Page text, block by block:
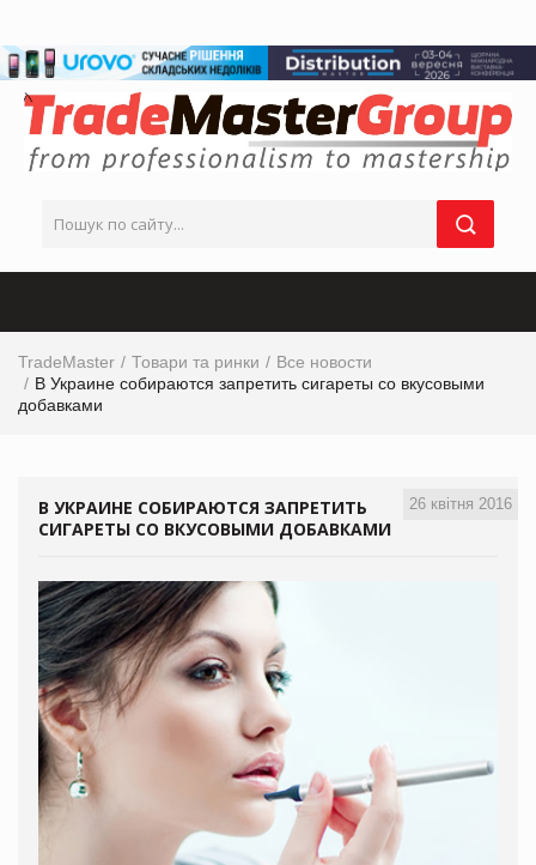
TradeMaster Товари та ринки
Все новости
В Украине собираются запретить сигареты со вкусовыми
добавками
26 квітня 2016
В УКРАИНЕ СОБИРАЮТСЯ ЗАПРЕТИТЬ
СИГАРЕТЫ СО ВКУСОВЫМИ ДОБАВКАМИ